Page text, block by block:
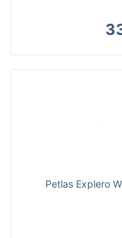
Petlas Explero